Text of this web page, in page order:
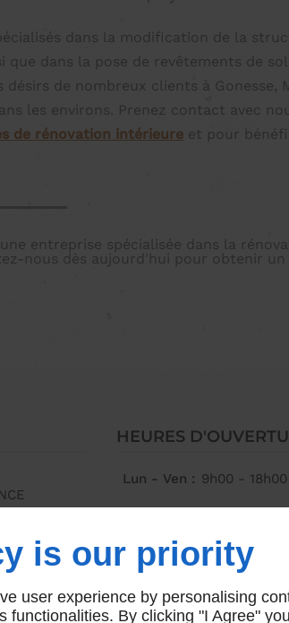
dans la modification de la
que dans la pose de revêtements de
de nombreux clients à Gonesse,
les environs. Prenez contact avec
de rénovation intérieure et pour
entreprise spécialisée dans la
nous dès aujourd'hui pour obtenir un
HEURES
Lun - Ven : 9h00 - 18h00
is our priority
user experience by personalising
functionalities. By clicking "I Agree"